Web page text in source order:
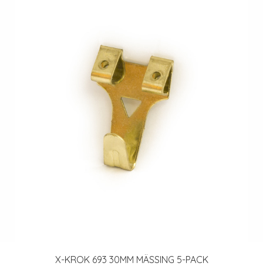
X-KROK 693 30MM MÄSSING 5-PACK